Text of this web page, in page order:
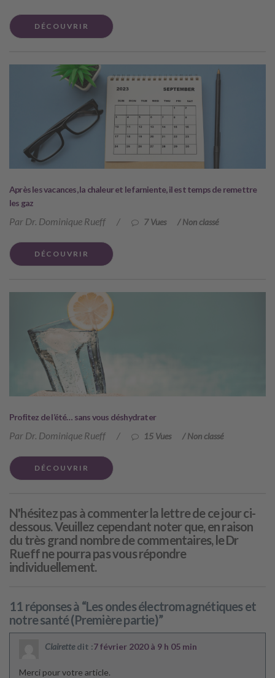
DÉCOUVRIR
Après les vacances, la chaleur et le farniente, il est temps de remettre
les gaz
Par Dr. Dominique Rueff / 7 Vues /Non classé
DÉCOUVRIR
Profitez de l’été… sans vous déshydrater
Par Dr. Dominique Rueff / 15 Vues /Non classé
DÉCOUVRIR
N'hésitez pas à commenter la lettre de ce jour ci-
dessous. Veuillez cependant noter que, en raison
du très grand nombre de commentaires, le Dr
Rueff ne pourra pas vous répondre
individuellement.
11 réponses à “Les ondes électromagnétiques et
notre santé (Première partie)”
Clairette dit :7 février 2020 à 9 h 05 min
Merci pour votre article.